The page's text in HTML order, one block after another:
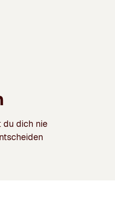
du dich nie